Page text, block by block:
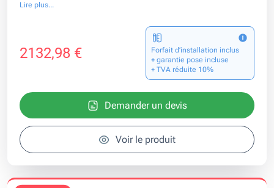
Lire plus...
2132,98 €
Forfait d’installation inclus
+ garantie pose incluse
+ TVA réduite 10%
Demander un devis
Voir le produit